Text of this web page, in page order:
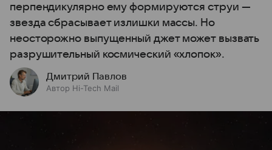
перпендикулярно ему формируются струи —
звезда сбрасывает излишки массы. Но
неосторожно выпущенный джет может вызвать
разрушительный космический «хлопок».
Дмитрий Павлов
Автор Hi-Tech Mail